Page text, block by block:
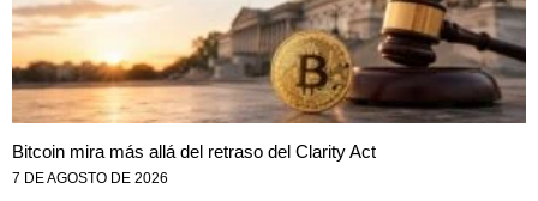
Bitcoin mira más allá del retraso del Clarity Act
7 DE AGOSTO DE 2026